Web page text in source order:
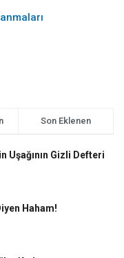
Son Eklenen
Uşağının Gizli Defteri
Haham!